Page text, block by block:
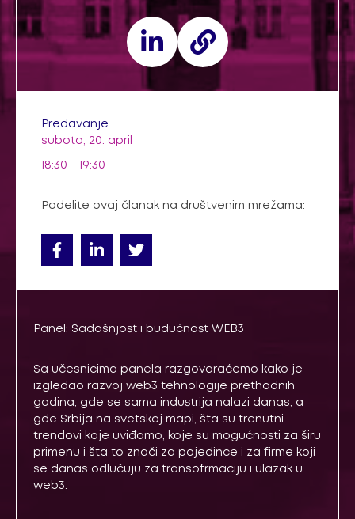
Predavanje
subota, 20. april
18:30 - 19:30
Podelite ovaj članak na društvenim mrežama:
Panel: Sadašnjost i budućnost WEB3
Sa učesnicima panela razgovaraćemo kako je
izgledao razvoj web3 tehnologije prethodnih
godina, gde se sama industrija nalazi danas, a
gde Srbija na svetskoj mapi, šta su trenutni
trendovi koje uviđamo, koje su mogućnosti za širu
primenu i šta to znači za pojedince i za firme koji
se danas odlučuju za transofrmaciju i ulazak u
web3.